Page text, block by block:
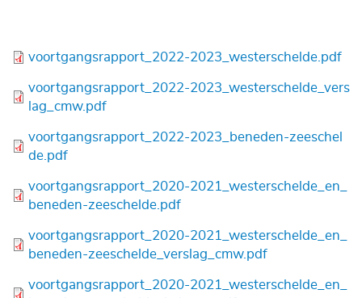
Bestand
voortgangsrapport_2022-2023_westerschelde.pdf
Bestand
voortgangsrapport_2022-2023_westerschelde_vers
lag_cmw.pdf
Bestand
voortgangsrapport_2022-2023_beneden-zeeschel
de.pdf
Bestand
voortgangsrapport_2020-2021_westerschelde_en_
beneden-zeeschelde.pdf
Bestand
voortgangsrapport_2020-2021_westerschelde_en_
beneden-zeeschelde_verslag_cmw.pdf
Bestand
voortgangsrapport_2020-2021_westerschelde_en_